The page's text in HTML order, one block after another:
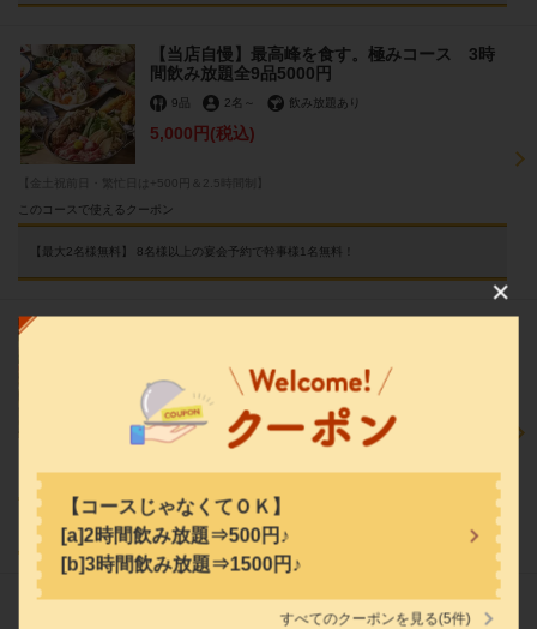
【コースじゃなくてＯＫ】
[a]2時間飲み放題⇒500円♪
[b]3時間飲み放題⇒1500円♪
すべてのクーポンを見る(5件)
【当店自慢】最高峰を食す。極みコース 3時
間飲み放題全9品5000円
9品 2名 ～ 飲み放題あり
5,000円 (税込)
このコースで使えるクーポン
【最大2名様無料】 8名様以上の宴会予約で幹事様1名無料！
2名 ～ 飲み放題あり
3,000円(税込)
このコースで使えるクーポン
【誕生日や歓送迎会に◎】 名前入りデザートプレートプレゼント！
石川県小松市土居原町２０２－１プレジデントビルＢ１Ｆ
https://danrankomatu.owst.jp/
お店情報をコピー